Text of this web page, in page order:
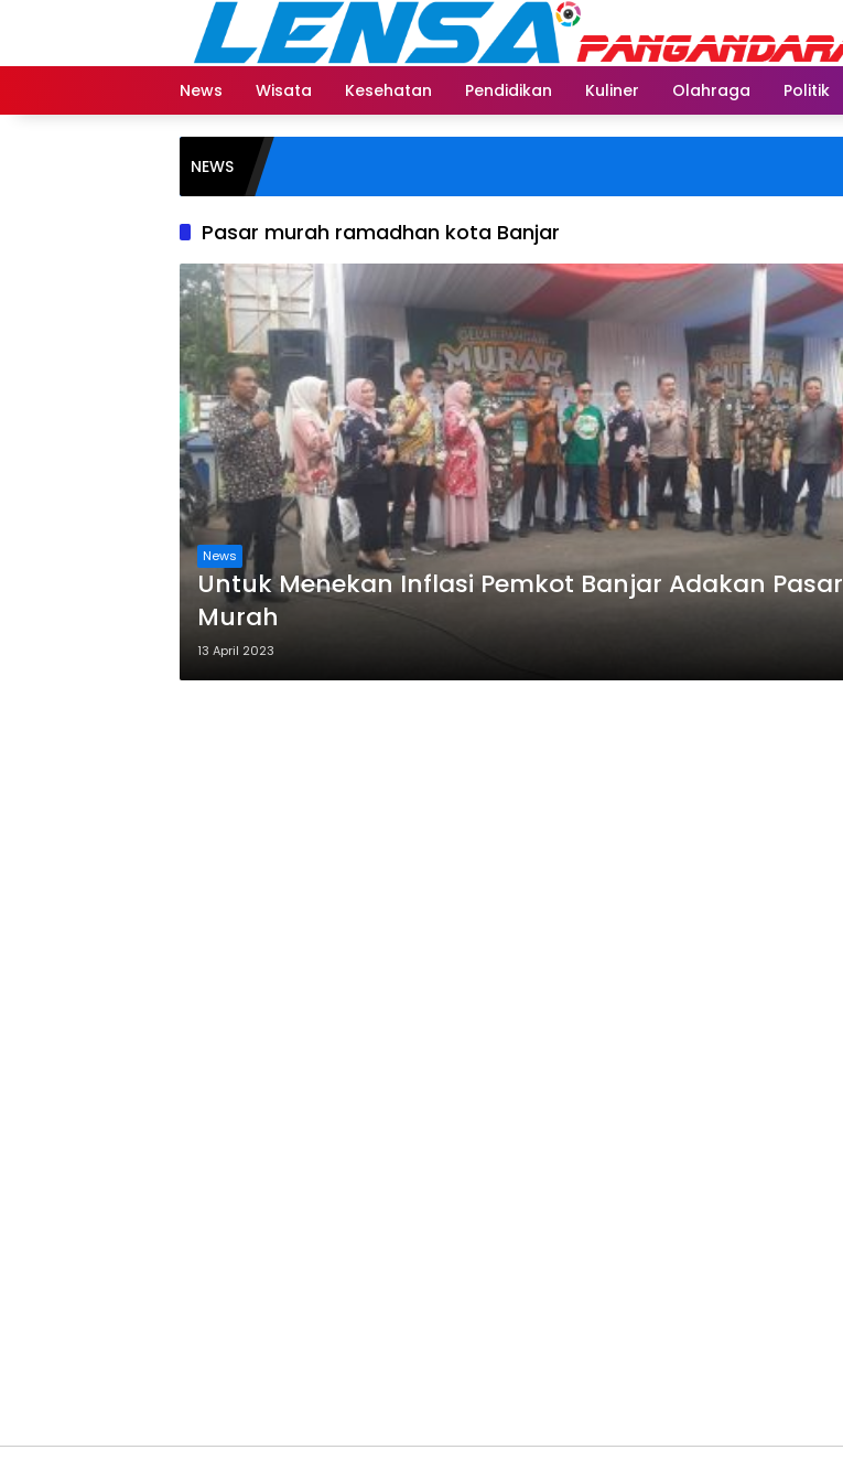
News
Wisata Kesehatan Pendidikan Kuliner Olahraga Politik
NEWS
Pasar murah ramadhan kota Banjar
News
Untuk Menekan Inflasi Pemkot Banjar Adakan Pasar
Murah
13 April 2023